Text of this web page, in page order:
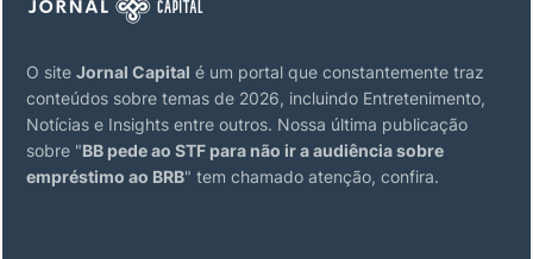
O site Jornal Capital é um portal que constantemente traz
conteúdos sobre temas de 2026, incluindo Entretenimento,
Notícias e Insights entre outros. Nossa última publicação
sobre "BB pede ao STF para não ir a audiência sobre
empréstimo ao BRB" tem chamado atenção, confira.